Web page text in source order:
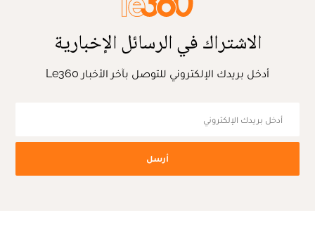
الاشتراك في الرسائل الإخبارية
أدخل بريدك الإلكتروني للتوصل بآخر الأخبار Le360
أرسل